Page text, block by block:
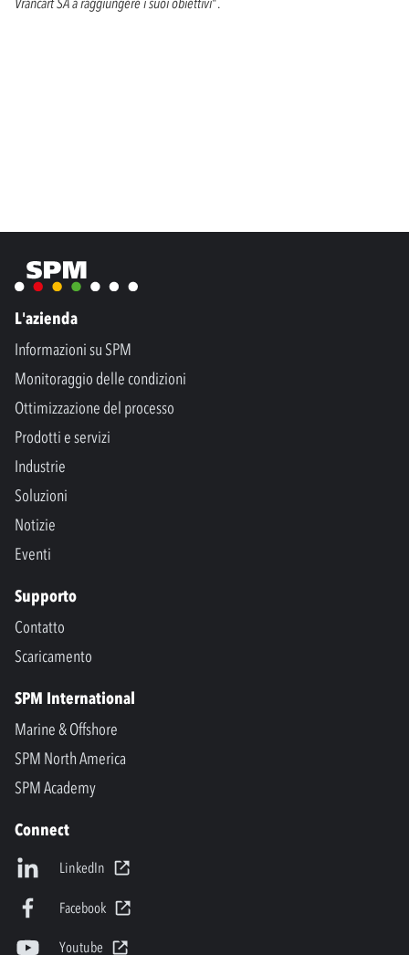
L'azienda
Informazioni su SPM
Monitoraggio delle condizioni
Ottimizzazione del processo
Prodotti e servizi
Industrie
Soluzioni
Notizie
Eventi
Supporto
Contatto
Scaricamento
SPM International
Marine & Offshore
SPM North America
SPM Academy
Connect
LinkedIn
Facebook
Youtube